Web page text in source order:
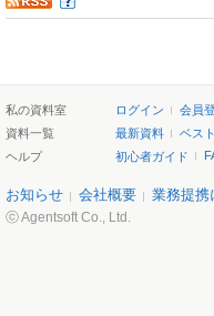
私の資料室 ログイン
会員
資料一覧
最新資料 ベス
ヘルプ
初心者ガイド
お知らせ 会社概要 業務提携
ⓒ Agentsoft Co., Ltd.